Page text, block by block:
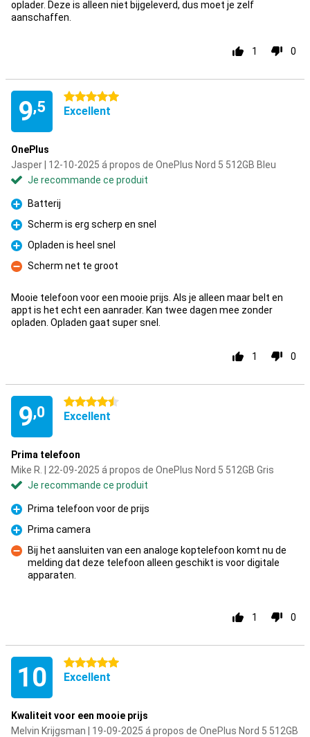
oplader. Deze is alleen niet bijgeleverd, dus moet je zelf
aanschaffen.
1 0
9,5
5 étoiles
Excellent
OnePlus
Jasper | 12-10-2025 á propos de OnePlus Nord 5 512GB Bleu
Je recommande ce produit
Pour
Batterij
Pour
Scherm is erg scherp en snel
Pour
Opladen is heel snel
Contre
Scherm net te groot
Mooie telefoon voor een mooie prijs. Als je alleen maar belt en
appt is het echt een aanrader. Kan twee dagen mee zonder
opladen. Opladen gaat super snel.
1 0
9,0
4.5 étoiles
Excellent
Prima telefoon
Mike R. | 22-09-2025 á propos de OnePlus Nord 5 512GB Gris
Je recommande ce produit
Pour
Prima telefoon voor de prijs
Pour
Prima camera
Contre
Bij het aansluiten van een analoge koptelefoon komt nu de
melding dat deze telefoon alleen geschikt is voor digitale
apparaten.
1 0
10 5 étoiles
Excellent
Kwaliteit voor een mooie prijs
Melvin Krijgsman | 19-09-2025 á propos de OnePlus Nord 5 512GB